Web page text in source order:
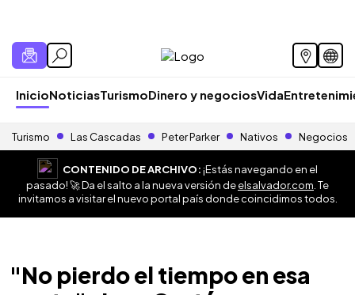
InicioNoticiasTurismoDinero y negociosVida
Turismo Las Cascadas Peter Parker Nativos Negocios
CONTENIDO DE ARCHIVO:¡Estás navegando en el
pasado! 🚀 Da el salto a la nueva versión deelsalvador.com . Te
invitamos a visitar el nuevo portal país donde coincidimos todos.
"No pierdo el tiempo en esa